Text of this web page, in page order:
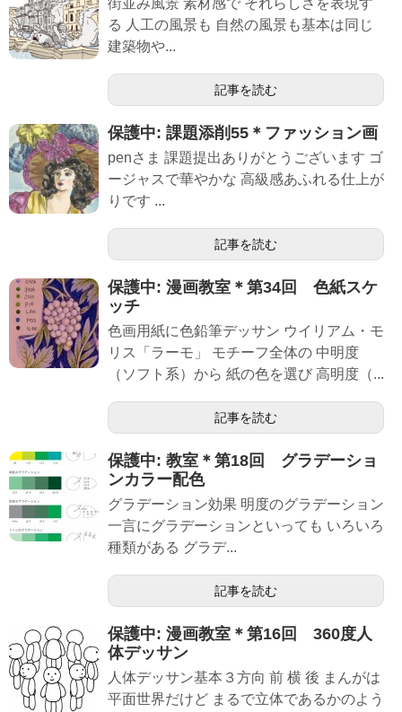
街並み風景 素材感で それらしさを表現す
る 人工の風景も 自然の風景も基本は同じ
建築物や...
記事を読む
保護中: 課題添削55＊ファッション画
penさま 課題提出ありがとうございます ゴ
ージャスで華やかな 高級感あふれる仕上が
りです ...
記事を読む
保護中: 漫画教室＊第34回 色紙スケ
ッチ
色画用紙に色鉛筆デッサン ウイリアム・モ
リス「ラーモ」 モチーフ全体の 中明度
（ソフト系）から 紙の色を選び 高明度（...
記事を読む
保護中: 教室＊第18回 グラデーショ
ンカラー配色
グラデーション効果 明度のグラデーション
一言にグラデーションといっても いろいろ
種類がある グラデ...
記事を読む
保護中: 漫画教室＊第16回 360度人
体デッサン
人体デッサン基本３方向 前 横 後 まんがは
平面世界だけど まるで立体であるかのよう